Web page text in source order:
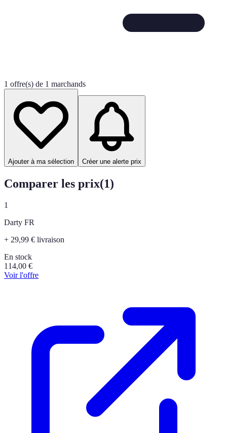
1 offre(s) de 1 marchands
Ajouter à ma sélection Créer une alerte prix
Comparer les prix(1)
1
Darty FR
+ 29,99 € livraison
En stock
114,00 €
Voir l'offre